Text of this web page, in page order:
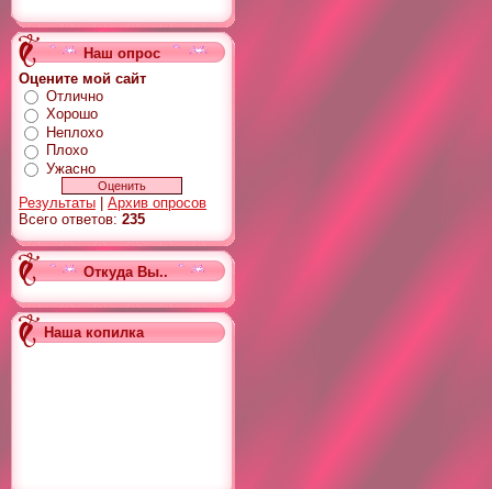
Наш опрос
Оцените мой сайт
Отлично
Хорошо
Неплохо
Плохо
Ужасно
Результаты
Архив опросов
Всего ответов: 235
Откуда Вы..
Наша копилка